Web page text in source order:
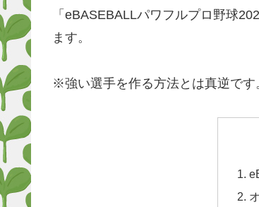
「eBASEBALLパワフルプロ野球
ます。
※強い選手を作る方法とは真逆です